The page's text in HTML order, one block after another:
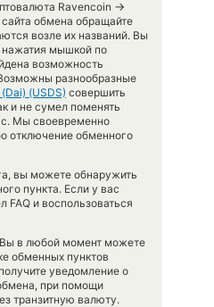
Ravencoin →
обмена обращайте
возле их названий. Вы
нажатия мышкой по
возможность
разнообразные
(USDS) совершить
и не сумел поменять
Мы своевременно
отключение обменного
вы можете обнаружить
пункта. Если у вас
FAQ и воспользоваться
в любой момент можете
обменных пунктов
уведомление о
при помощи
транзитную валюту.